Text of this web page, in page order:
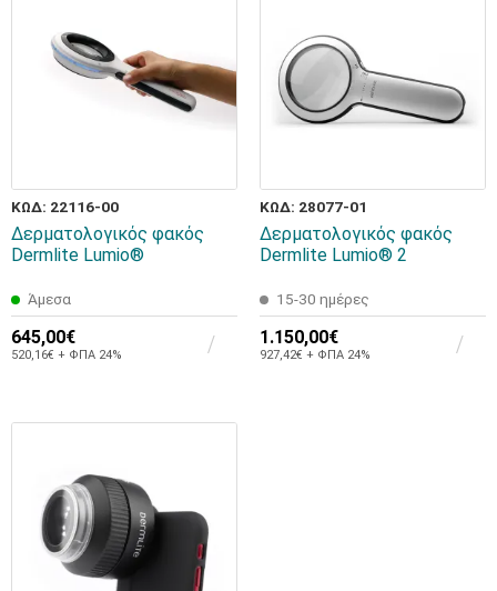
ΚΩΔ: 22116-00
Δερματολογικός φακός
Dermlite Lumio®
Άμεσα
645,00€
520,16€ + ΦΠΑ 24%
ΚΩΔ: 28077-01
Δερματολογικός φακός
Dermlite Lumio® 2
15-30 ημέρες
1.150,00€
927,42€ + ΦΠΑ 24%